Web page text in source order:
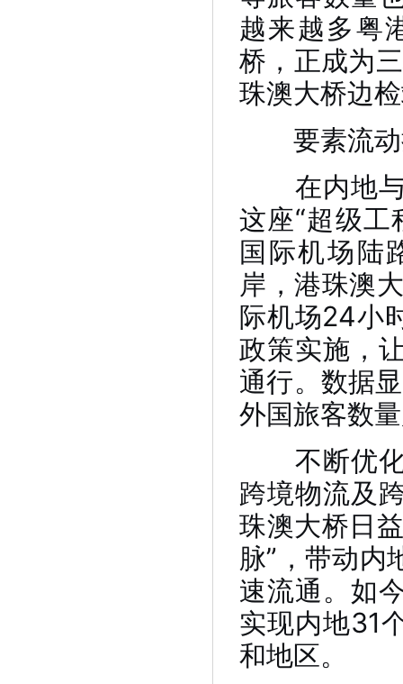
越来越多粤
桥，正成为
珠澳大桥边
要素流动
在内地与
这座“超级工
国际机场陆
岸，港珠澳
际机场24小
政策实施，
通行。数据
外国旅客数
不断优化
跨境物流及
珠澳大桥日
脉”，带动内
速流通。如
实现内地31
和地区。